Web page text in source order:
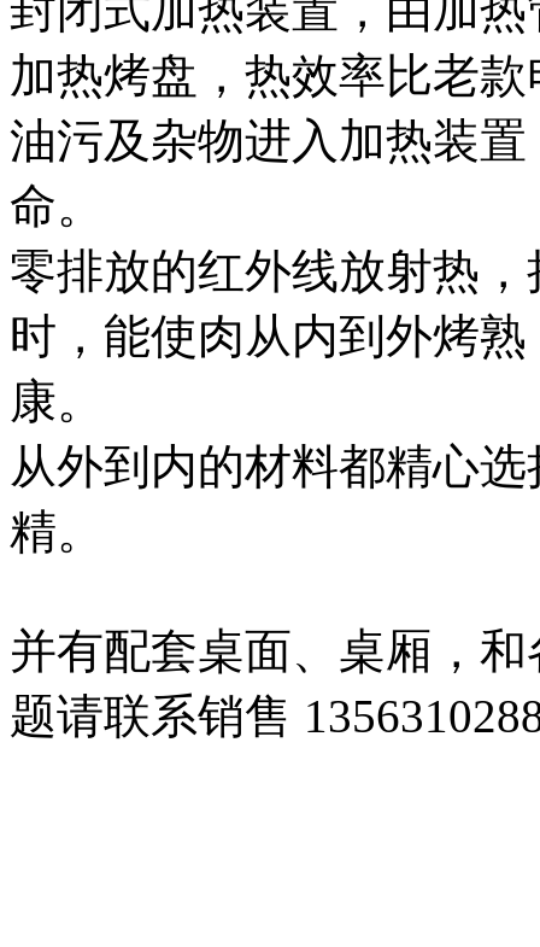
加热烤盘，热效率比老款
油污及杂物进入加热装
命。
零排放的红外线放射热
时，能使肉从内到外烤
康。
从外到内的材料都精心
精。
并有配套桌面、桌厢，
题请联系销售